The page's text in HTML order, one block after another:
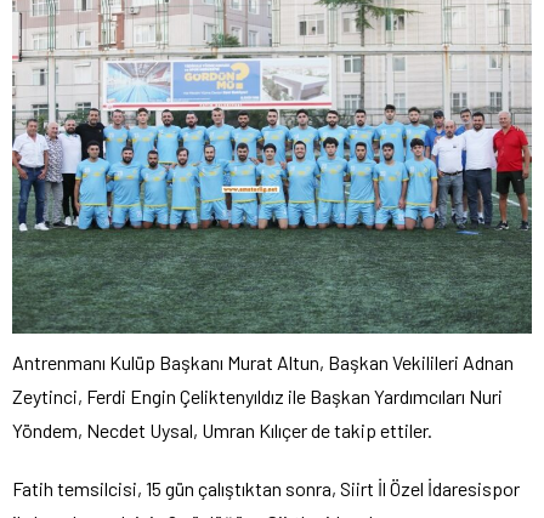
Antrenmanı Kulüp Başkanı Murat Altun, Başkan Vekilileri Adnan
Zeytinci, Ferdi Engin Çeliktenyıldız ile Başkan Yardımcıları Nuri
Yöndem, Necdet Uysal, Umran Kılıçer de takip ettiler.
Fatih temsilcisi, 15 gün çalıştıktan sonra, Siirt İl Özel İdaresispor